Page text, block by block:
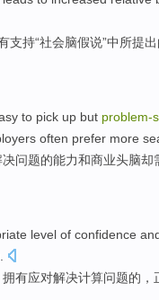
支持“社会脑假说”中所提出
to pick up but problem-
often prefer more
决问题的能力和商业头脑却
level of confidence
拥有应对解决计算问题的，